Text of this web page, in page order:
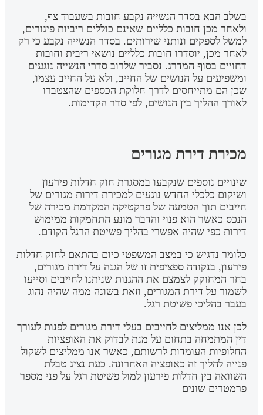
בשלב הבא בסדר הנשייה נקבע חובות בשעבוד צף,
ולאחר מכן חובות כלליים שאינם כוללים ריביות פיגורים,
למשל לספקים ונותני שירותים. בסדר הנשייה נקבע כי רק
לאחר מכן, יוסדרו חובות כלליים נושאי ריבית וחובות
דחויים בסוף המדרג. נסביר שלרוב סדרי הנשייה נוגעים
ומשפיעים על הנושים של החייב, ולא על החייב עצמו,
שכן הם מתייחסים לדרך חלוקת הכספים שהצטברו
לאורך ההליך בין הנושים, לפי סדר הקדימות.
מכירת דירת מגורים
שינויים נוספים שנקבעו במסגרת חוק חדלות פירעון
ושיקום כלכלי החדש נוגעים למכירת דירות מגורים של
חייבים תוך הטמעה של פרקטיקה המקדמת מכירה של
הנכס כאשר הוא פנוי והדבר מונע התחמקות ממימוש
דירות כפי שהיה אפשרי בהליך פשיטת הרגל הקודם.
כלומר נדגיש כי במצב המשפטי כיום בהתאם לחוק חדלות
פירעון, בנקודה ספציפית זו של הגנה על דירת מגורים,
בחר המחוקק לצמצם את ההגנות שניתנו לחייבים וסייעו
לשמור על דירת המגורים, וזאת בשונה ממה שהיה נהוג
בעבר בהליכי פשיטת רגל.
לכן אנו ממליצים לחייבים בעלי דירת מגורים לפנות לעורך
דין המתמחה בתחום על מנת לבדוק את האופציות
החלופיות העומדות לרשותם, כאשר אנו ממליצים לשקול
פנייה להליך זה כאופציה האחרונה. כעת נציג טבלת
השוואה בין חדלות פירעון למול פשיטת רגל על פני מספר
פרמטרים שונים